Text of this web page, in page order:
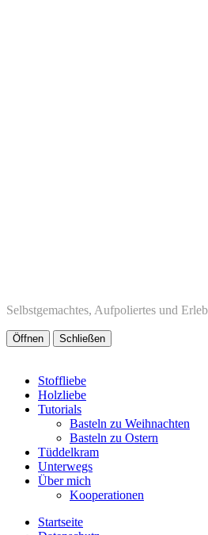
Selbstgemachtes, Aufpoliertes und
Öffnen Schließen
Stoffliebe
Holzliebe
Tutorials
Basteln zu Weihnachten
Basteln zu Ostern
Tüddelkram
Unterwegs
Über mich
Kooperationen
Startseite